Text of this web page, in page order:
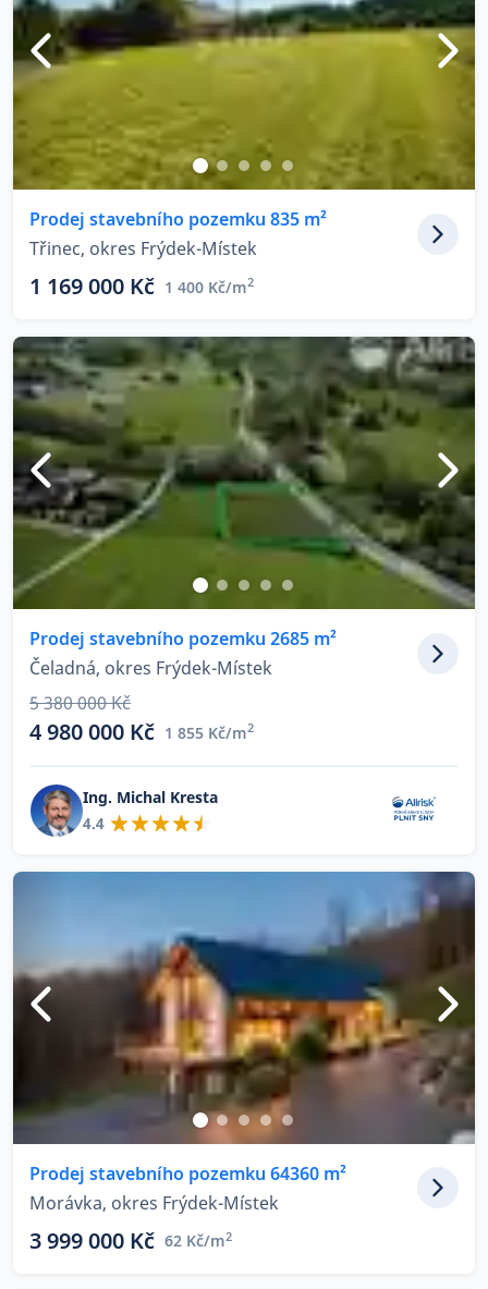
Prodej stavebního pozemku 835 m²
Třinec, okres Frýdek-Místek
1 169 000 Kč 1 400 Kč/m2
Prodej stavebního pozemku 2685 m²
Čeladná, okres Frýdek-Místek
5 380 000 Kč
4 980 000 Kč 1 855 Kč/m2
Ing. Michal Kresta
4.4
Prodej stavebního pozemku 64360 m²
Morávka, okres Frýdek-Místek
3 999 000 Kč 62 Kč/m2